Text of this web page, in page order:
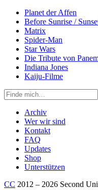
Planet der Affen
Before Sunrise /
Matrix
Spider-Man
Star Wars
Die Tribute von
Indiana Jones
Kaiju-Filme
Suche
in
https://secondunit-
podcast.de/
Archiv
Wer wir sind
Kontakt
FAQ
Updates
Shop
Unterstützen
CC 2012 – 2026 Second